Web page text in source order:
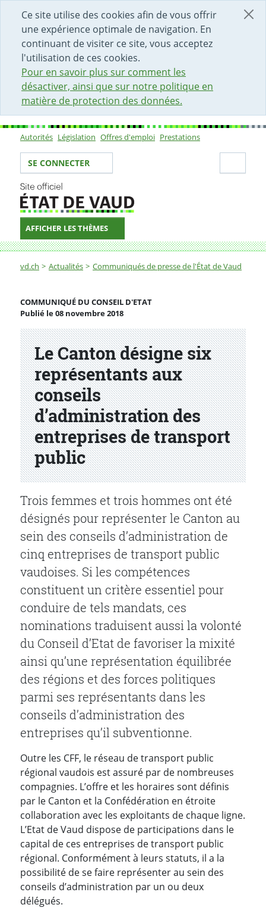
Ce site utilise des cookies afin de vous offrir
une expérience optimale de navigation. En
continuant de visiter ce site, vous acceptez
l'utilisation de ces cookies.
Pour en savoir plus sur comment les
désactiver, ainsi que sur notre politique en
matière de protection des données.
DÉBUT DU CONTENU DE LA PAGE
ACCÈS AU CHAMP DE RECHERCHE
PAGE D'ACCUEIL
FORMULAIRE DE CONTACT
Sous-navigation
Autorités Législation Offres d'emploi Prestations
Votre identité
SE CONNECTER
AFFICHER LES THÈMES
Fil d'Ariane
vd.ch Actualités Communiqués de presse de l'État de Vaud
Le Canton désigne six représentants aux conseils
Le Canton désigne six
représentants aux
conseils
d’administration des
entreprises de transport
public
COMMUNIQUÉ DU CONSEIL D'ETAT
Publié le 08 novembre 2018
Partenaire(s)
Trois femmes et trois hommes ont été
désignés pour représenter le Canton au
sein des conseils d’administration de
cinq entreprises de transport public
vaudoises. Si les compétences
constituent un critère essentiel pour
conduire de tels mandats, ces
nominations traduisent aussi la volonté
du Conseil d’Etat de favoriser la mixité
ainsi qu’une représentation équilibrée
des régions et des forces politiques
parmi ses représentants dans les
conseils d’administration des
entreprises qu’il subventionne.
Outre les CFF, le réseau de transport public
régional vaudois est assuré par de nombreuses
compagnies. L’offre et les horaires sont définis
par le Canton et la Confédération en étroite
collaboration avec les exploitants de chaque ligne.
L’Etat de Vaud dispose de participations dans le
capital de ces entreprises de transport public
régional. Conformément à leurs statuts, il a la
possibilité de se faire représenter au sein des
conseils d’administration par un ou deux
délégués.